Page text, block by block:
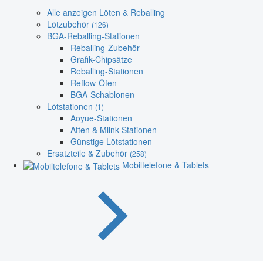
Alle anzeigen Löten & Reballing
Lötzubehör (126)
BGA-Reballing-Stationen
Reballing-Zubehör
Grafik-Chipsätze
Reballing-Stationen
Reflow-Öfen
BGA-Schablonen
Lötstationen (1)
Aoyue-Stationen
Atten & Mlink Stationen
Günstige Lötstationen
Ersatzteile & Zubehör (258)
Mobiltelefone & Tablets